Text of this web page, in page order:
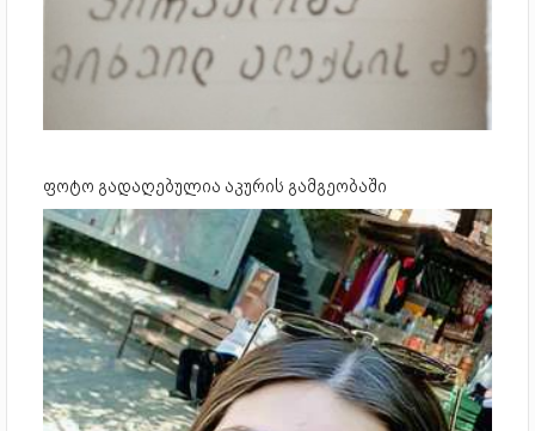
ფოტო გადაღებულია აკურის გამგეობაში